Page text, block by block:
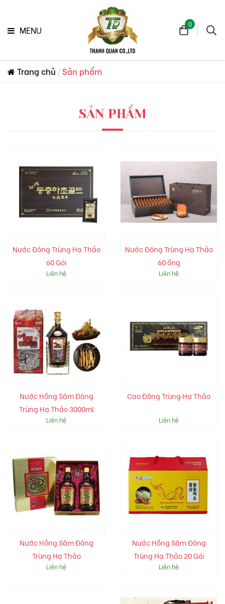
MENU
0
Trang chủ Sản phẩm
SẢN PHẨM
Nước Đông Trùng Hạ Thảo
60 Gói
Liên hệ
Nước Đông Trùng Hạ Thảo
60 ống
Liên hệ
Nước Hồng Sâm Đông
Trùng Hạ Thảo 3000ml
Liên hệ
Cao Đông Trùng Hạ Thảo
Liên hệ
Nước Hồng Sâm Đông
Trùng Hạ Thảo
Liên hệ
Nước Hồng Sâm Đông
Trùng Hạ Thảo 20 Gói
Liên hệ